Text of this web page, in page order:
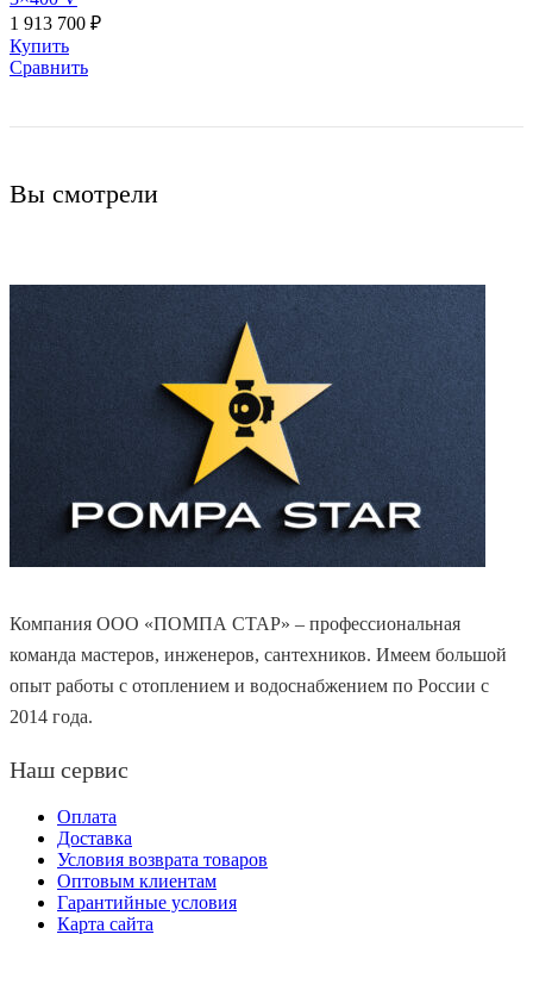
1 913 700 ₽
Купить
Сравнить
Вы смотрели
Компания ООО «ПОМПА СТАР» – профессиональная
команда мастеров, инженеров, сантехников. Имеем большой
опыт работы с отоплением и водоснабжением по России с
2014 года.
Наш сервис
Оплата
Доставка
Условия возврата товаров
Оптовым клиентам
Гарантийные условия
Карта сайта